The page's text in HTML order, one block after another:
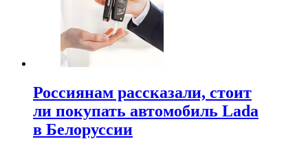
Россиянам рассказали, стоит
ли покупать автомобиль Lada
в Белоруссии